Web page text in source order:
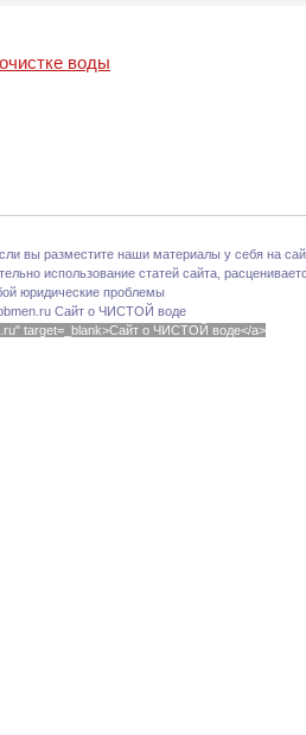
воды
вы разместите наши материалы у себя на
использование статей сайта,
юридические проблемы
Сайт о ЧИСТОЙ воде
target=_blank>Сайт о ЧИСТОЙ воде</a>